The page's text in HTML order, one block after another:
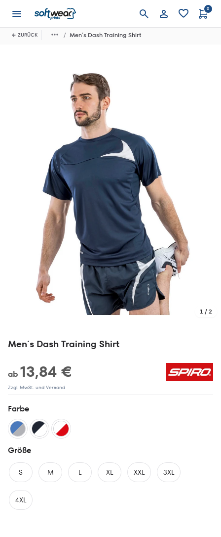
Anmelden
0
ZURÜCK Men´s Dash Training Shirt
1 / 2
Men´s Dash Training Shirt
ab 13,84 €
Zzgl. MwSt. und Versand
Farbe
Größe
S M L XL XXL 3XL
4XL